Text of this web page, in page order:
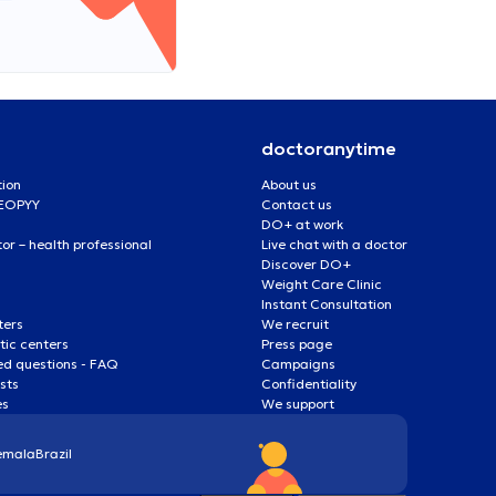
– health professional
centers
questions - FAQ
doctoranytime
About us
Contact us
DO+ at work
Live chat with a doctor
Discover DO+
Weight Care Clinic
Instant Consultation
We recruit
Press page
Campaigns
Confidentiality
We support
Brazil